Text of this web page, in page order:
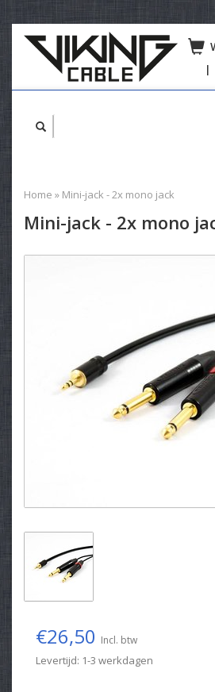
|
Home » Mini-jack - 2x mono jack
Mini-jack - 2x mono
€26,50 Incl. btw
Levertijd: 1-3 werkdagen